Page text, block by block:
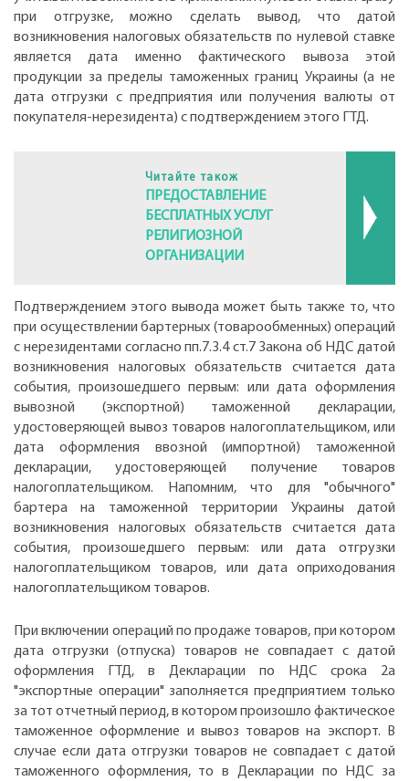
при отгрузке, можно сделать вывод, что датой
возникновения налоговых обязательств по нулевой ставке
является дата именно фактического вывоза этой
продукции за пределы таможенных границ Украины (а не
дата отгрузки с предприятия или получения валюты от
покупателя-нерезидента) с подтверждением этого ГТД.
Читайте також
ПРЕДОСТАВЛЕНИЕ
БЕСПЛАТНЫХ УСЛУГ
РЕЛИГИОЗНОЙ
ОРГАНИЗАЦИИ
Подтверждением этого вывода может быть также то, что
при осуществлении бартерных (товарообменных) операций
с нерезидентами согласно пп.7.3.4 ст.7 Закона об НДС датой
возникновения налоговых обязательств считается дата
события, произошедшего первым: или дата оформления
вывозной (экспортной) таможенной декларации,
удостоверяющей вывоз товаров налогоплательщиком, или
дата оформления ввозной (импортной) таможенной
декларации, удостоверяющей получение товаров
налогоплательщиком. Напомним, что для "обычного"
бартера на таможенной территории Украины датой
возникновения налоговых обязательств считается дата
события, произошедшего первым: или дата отгрузки
налогоплательщиком товаров, или дата оприходования
налогоплательщиком товаров.
При включении операций по продаже товаров, при котором
дата отгрузки (отпуска) товаров не совпадает с датой
оформления ГТД, в Декларации по НДС срока 2а
"экспортные операции" заполняется предприятием только
за тот отчетный период, в котором произошло фактическое
таможенное оформление и вывоз товаров на экспорт. В
случае если дата отгрузки товаров не совпадает с датой
таможенного оформления, то в Декларации по НДС за